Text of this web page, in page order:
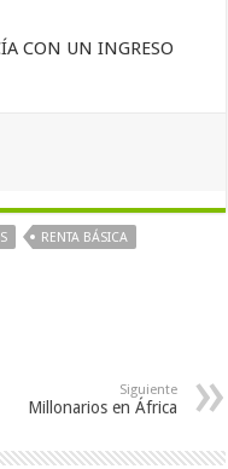
CON UN INGRESO
RENTA BÁSICA
Siguiente
Millonarios en África